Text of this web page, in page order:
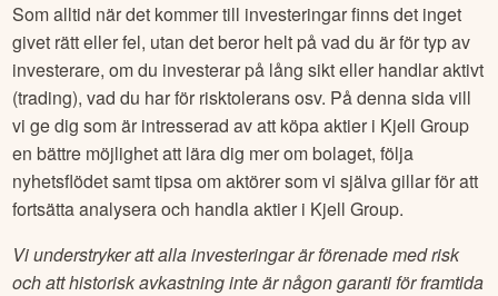
Som alltid när det kommer till investeringar finns det inget
givet rätt eller fel, utan det beror helt på vad du är för typ av
investerare, om du investerar på lång sikt eller handlar aktivt
(trading), vad du har för risktolerans osv. På denna sida vill
vi ge dig som är intresserad av att köpa aktier i Kjell Group
en bättre möjlighet att lära dig mer om bolaget, följa
nyhetsflödet samt tipsa om aktörer som vi själva gillar för att
fortsätta analysera och handla aktier i Kjell Group.
Vi understryker att alla investeringar är förenade med risk
och att historisk avkastning inte är någon garanti för framtida